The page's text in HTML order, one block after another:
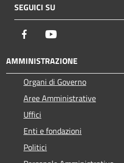
SEGUICI SU
Facebook
AMMINISTRAZIONE
Organi di Governo
Aree Amministrative
Uffici
Enti e fondazioni
Politici